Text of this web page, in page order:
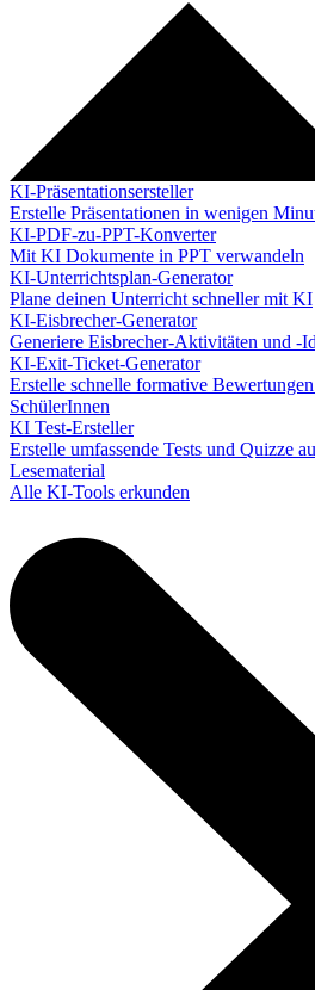
KI-Präsentationsersteller
Erstelle Präsentationen in wenigen
KI-PDF-zu-PPT-Konverter
Mit KI Dokumente in PPT verwandeln
KI-Unterrichtsplan-Generator
Plane deinen Unterricht schneller mit KI
KI-Eisbrecher-Generator
Generiere Eisbrecher-Aktivitäten und -
KI-Exit-Ticket-Generator
Erstelle schnelle formative
SchülerInnen
KI Test-Ersteller
Erstelle umfassende Tests und Quizze
Lesematerial
Alle KI-Tools erkunden